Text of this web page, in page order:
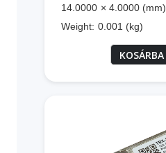
14.0000 × 4.0000 (mm)
Weight: 0.001 (kg)
KOSÁRBA